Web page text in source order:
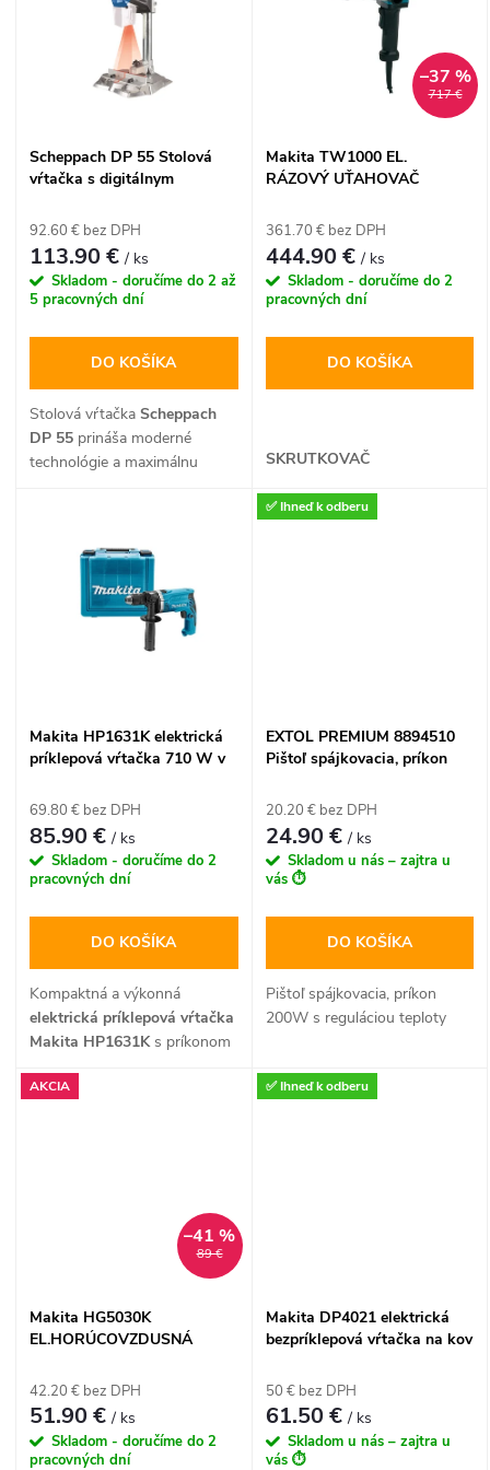
e
p
o
d
u
s
o
u
k
Scheppach DP 55 Stolová
vŕtačka s digitálnym
laserom (710 W)
92.60 € bez DPH
113.90 €/ ks
Skladom - doručíme do 2 až
5 pracovných dní
DO KOŠÍKA
Stolová vŕtačka Scheppach
DP 55 prináša moderné
technológie a maximálnu
digitálnemu displeju a
krížovému laseru je vŕtanie do
dreva aj kovu intuitívne, rýchle
a dokonale presné.
717 €
–37 %
Makita TW1000 EL.
RÁZOVÝ UŤAHOVAČ
361.70 € bez DPH
444.90 €/ ks
Skladom - doručíme do 2
pracovných dní
DO KOŠÍKA
SKRUTKOVAČ
Makita HP1631K elektrická
príklepová vŕtačka 710 W v
69.80 € bez DPH
85.90 €/ ks
Skladom - doručíme do 2
pracovných dní
DO KOŠÍKA
Kompaktná a výkonná
elektrická príklepová vŕtačka
Makita HP1631Ks príkonom
využitie na vŕtanie, príklepové
rýchloupínaciemu skľučovadlu
zvládne aj tie najnáročnejšie
práce v tehle, betóne, dreve či
kove. Vŕtačka je dodávaná v
praktickom plastovom kufri na
jednoduché prenášanie a
✅ Ihneď k odberu
EXTOL PREMIUM 8894510
Pištoľ spájkovacia, príkon
20.20 € bez DPH
24.90 €/ ks
Skladom u nás – zajtra u
vás ⏱️
DO KOŠÍKA
Pištoľ spájkovacia, príkon
200W s reguláciou teploty
AKCIA
89 €
–41 %
Makita HG5030K
EL.HORÚCOVZDUSNÁ
42.20 € bez DPH
51.90 €/ ks
Skladom - doručíme do 2
pracovných dní
✅ Ihneď k odberu
Makita DP4021 elektrická
bezpríklepová vŕtačka na kov
skľučovadlom
50 € bez DPH
61.50 €/ ks
Skladom u nás – zajtra u
vás ⏱️